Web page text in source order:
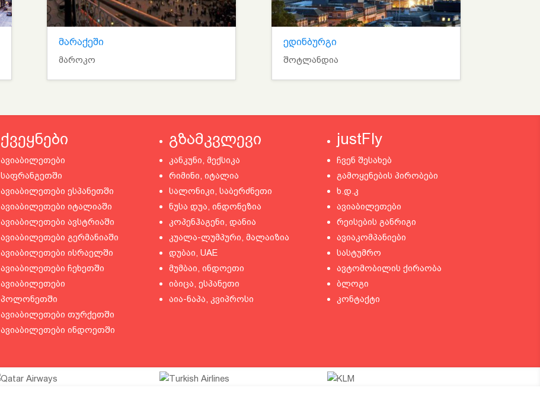
მარაქეში
მაროკო
ედინბურგი
შოტლანდია
ქვეყნები
ავიაბილეთები
საფრანგეთში
ავიაბილეთები ესპანეთში
ავიაბილეთები იტალიაში
ავიაბილეთები ავსტრიაში
ავიაბილეთები გერმანიაში
ავიაბილეთები ისრაელში
ავიაბილეთები ჩეხეთში
ავიაბილეთები
პოლონეთში
ავიაბილეთები თურქეთში
ავიაბილეთები ინდოეთში
გზამკვლევი
კანკუნი, მექსიკა
რიმინი, იტალია
სალონიკი, საბერძნეთი
ნუსა დუა, ინდონეზია
კოპენჰაგენი, დანია
კუალა-ლუმპური, მალაიზია
დუბაი, UAE
მუმბაი, ინდოეთი
იბიცა, ესპანეთი
აია-ნაპა, კვიპროსი
justFly
ჩვენ შესახებ
გამოყენების პირობები
ხ.დ.კ
ავიაბილეთები
რეისების განრიგი
ავიაკომპანიები
სასტუმრო
ავტომობილის ქირაობა
ბლოგი
კონტაქტი